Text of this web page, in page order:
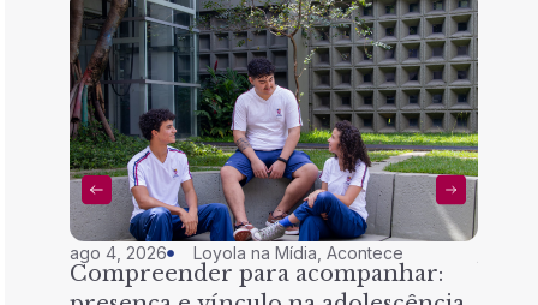
ago 4, 2026 Loyola na Mídia,Acontece
Compreender para acompanhar: